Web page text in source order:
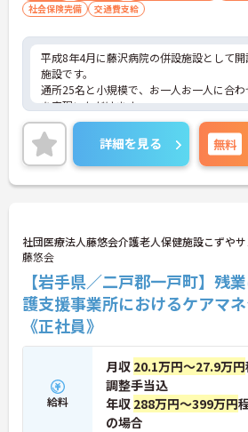
社会保険完備
交通費支給
平成8年4月に藤沢病院の併設施設として開
施設です。
通所25名と小規模で、お一人お一人に合わ
を実現いただけます。
日曜固定休み、残業も少なめですので、プ
トとの両立もしやすいです。
ご興味ある方には、面接対策ポイントなど
詳細をお話しいたしますのでお気軽にご相
い！
詳細を見る 無料
社団医療法人藤悠会介護老人保健施設こずや
藤悠会
【岩手県／二戸郡一戸町】残
護支援事業所におけるケアマ
《正社員》
給料
月収 20.1万円～27.9万円
調整手当込
年収 288万円～399万円
の場合